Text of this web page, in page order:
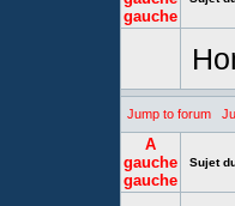
gauche
Jump to forum
A
gauche
gauche
Sujet